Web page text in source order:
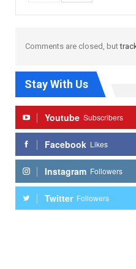
Comments are closed, but
Stay With Us
Youtube Subscribers
Facebook Likes
Instagram Followers
Twitter Followers